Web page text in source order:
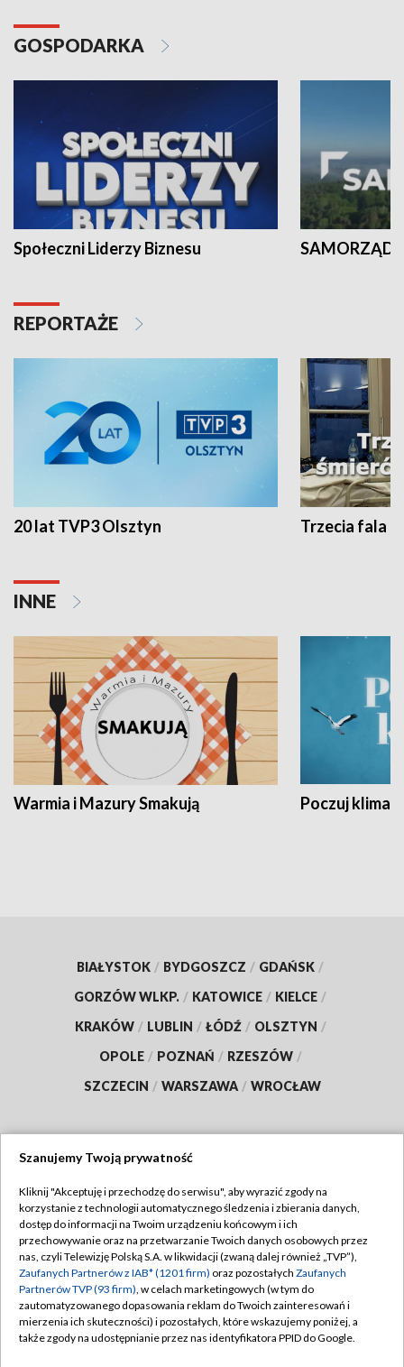
GOSPODARKA
Społeczni Liderzy Biznesu SAMORZĄD
REPORTAŻE
20 lat TVP3 Olsztyn Trzecia fala -
INNE
Warmia i Mazury Smakują Poczuj klimat
BIAŁYSTOK / BYDGOSZCZ / GDAŃSK /
GORZÓW WLKP. / KATOWICE / KIELCE /
KRAKÓW / LUBLIN / ŁÓDŹ / OLSZTYN /
OPOLE / POZNAŃ / RZESZÓW /
SZCZECIN / WARSZAWA / WROCŁAW
TVP
Abonament TVP
Emisja w TVP
Centrum informacji TVP
Naziemna Telewizja Cyfrowa
Regulamin TVP
Polityka prywatności
Moje zgody
Pomoc
Szanujemy Twoją prywatność
Kliknij "Akceptuję i przechodzę do serwisu", aby wyrazić zgody na
korzystanie z technologii automatycznego śledzenia i zbierania danych,
dostęp do informacji na Twoim urządzeniu końcowym i ich
przechowywanie oraz na przetwarzanie Twoich danych osobowych przez
nas, czyli Telewizję Polską S.A. w likwidacji (zwaną dalej również „TVP”),
Zaufanych Partnerów z IAB* (1201 firm) oraz pozostałych Zaufanych
Partnerów TVP (93 firm), w celach marketingowych (w tym do
zautomatyzowanego dopasowania reklam do Twoich zainteresowań i
mierzenia ich skuteczności) i pozostałych, które wskazujemy poniżej, a
także zgody na udostępnianie przez nas identyfikatora PPID do Google.